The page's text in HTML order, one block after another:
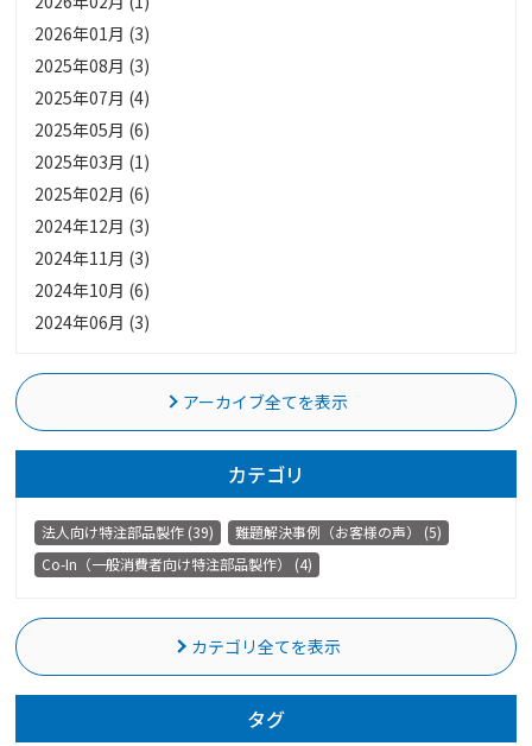
2026年01月 (3)
2025年08月 (3)
2025年07月 (4)
2025年05月 (6)
2025年03月 (1)
2025年02月 (6)
2024年12月 (3)
2024年11月 (3)
2024年10月 (6)
2024年06月 (3)
アーカイブ全てを表示
カテゴリ
法人向け特注部品製作 (39)
難題解決事例（お客様の声） (5)
Co-In（一般消費者向け特注部品製作） (4)
カテゴリ全てを表示
タグ